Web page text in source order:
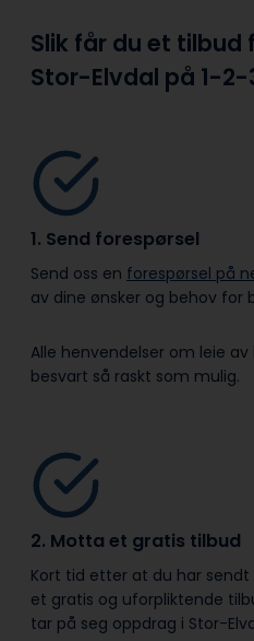
Slik får du et tilbud
Stor-Elvdal på 1-2-
1. Send forespørsel
Send oss en forespørsel på
av dine ønsker og behov for
Alle henvendelser om leie av
besvart så raskt som mulig.
2. Motta et gratis tilbud
Kort tid etter at du har
et gratis og uforpliktende
tar på seg oppdrag i Stor-